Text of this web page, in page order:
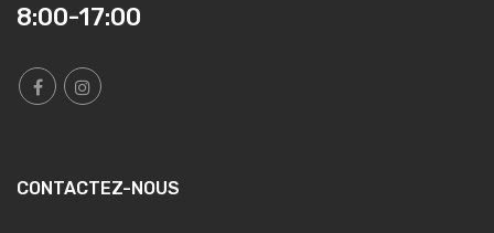
8:00-17:00
CONTACTEZ-NOUS